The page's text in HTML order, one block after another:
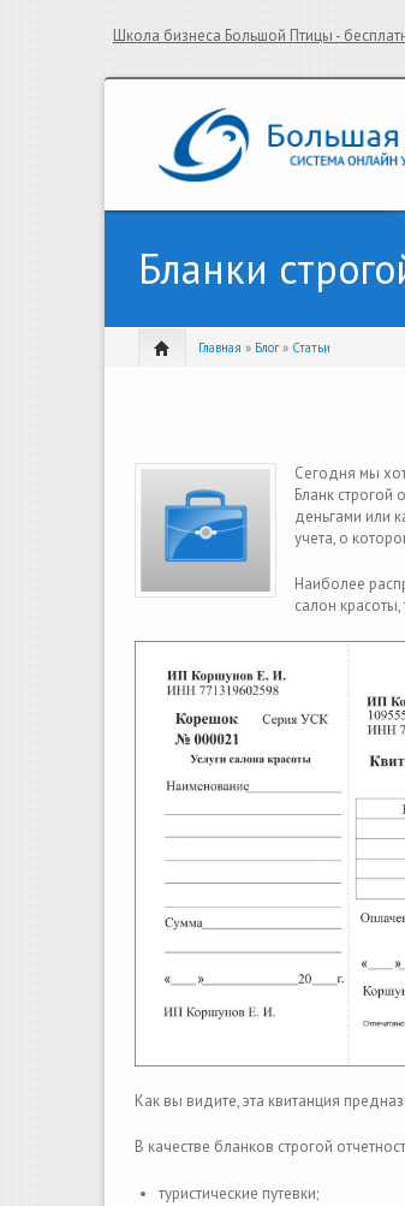
Школа бизнеса Большой Птицы -
Бланки
Главная » Блог» Статьи
Сегодня мы
Бланк
деньгами или
учета, о
Наиболее
салон
Как вы видите, эта квитанция
В качестве бланков строгой
туристические путевки;